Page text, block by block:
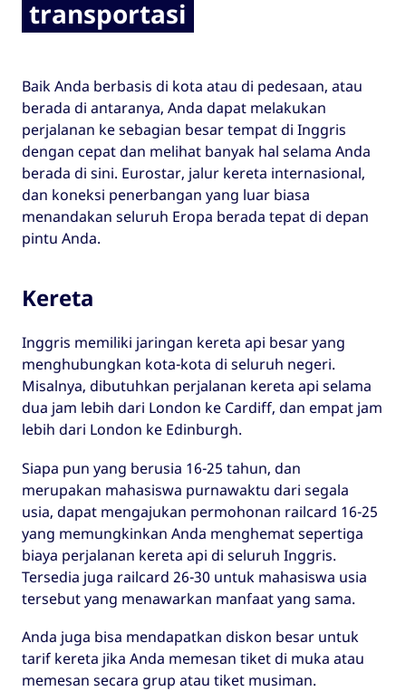
transportasi
Baik Anda berbasis di kota atau di pedesaan, atau
berada di antaranya, Anda dapat melakukan
perjalanan ke sebagian besar tempat di Inggris
dengan cepat dan melihat banyak hal selama Anda
berada di sini. Eurostar, jalur kereta internasional,
dan koneksi penerbangan yang luar biasa
menandakan seluruh Eropa berada tepat di depan
pintu Anda.
Kereta
Inggris memiliki jaringan kereta api besar yang
menghubungkan kota-kota di seluruh negeri.
Misalnya, dibutuhkan perjalanan kereta api selama
dua jam lebih dari London ke Cardiff, dan empat jam
lebih dari London ke Edinburgh.
Siapa pun yang berusia 16-25 tahun, dan
merupakan mahasiswa purnawaktu dari segala
usia, dapat mengajukan permohonan railcard 16-25
yang memungkinkan Anda menghemat sepertiga
biaya perjalanan kereta api di seluruh Inggris.
Tersedia juga railcard 26-30 untuk mahasiswa usia
tersebut yang menawarkan manfaat yang sama.
Anda juga bisa mendapatkan diskon besar untuk
tarif kereta jika Anda memesan tiket di muka atau
memesan secara grup atau tiket musiman.